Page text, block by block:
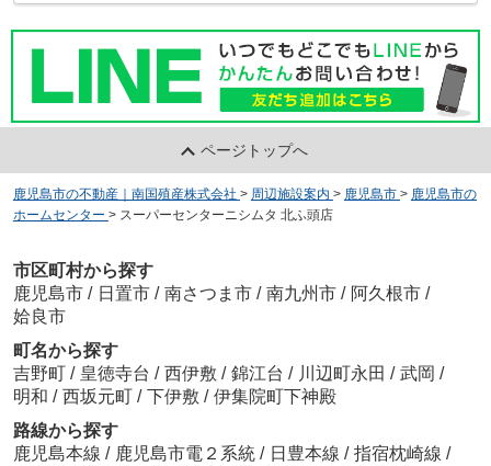
ページトップへ
鹿児島市の不動産｜南国殖産株式会社 > 周辺施設案内 > 鹿児島市 > 鹿児島市の
ホームセンター > スーパーセンターニシムタ 北ふ頭店
市区町村から探す
鹿児島市 / 日置市 / 南さつま市 / 南九州市 / 阿久根市 /
姶良市
町名から探す
吉野町 / 皇徳寺台 / 西伊敷 / 錦江台 / 川辺町永田 / 武岡 /
明和 / 西坂元町 / 下伊敷 / 伊集院町下神殿
路線から探す
鹿児島本線 / 鹿児島市電２系統 / 日豊本線 / 指宿枕崎線 /